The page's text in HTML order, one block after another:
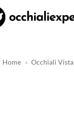
Home » Occhiali Vista